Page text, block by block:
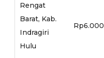
Rengat
Barat, Kab.
Indragiri
Hulu
Rp6.000